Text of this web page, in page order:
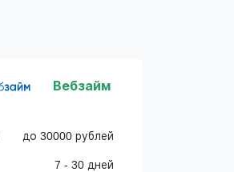
Вебзайм
до 30000 рублей
7 - 30 дней